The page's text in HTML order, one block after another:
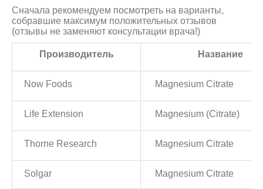
Сначала рекомендуем посмотреть на варианты,
собравшие максимум положительных отзывов
(отзывы не заменяют консультации врача!)
Производитель Название
Now Foods Magnesium Citrate
Life Extension Magnesium (Citrate)
Thorne Research Magnesium Citrate
Solgar Magnesium Citrate